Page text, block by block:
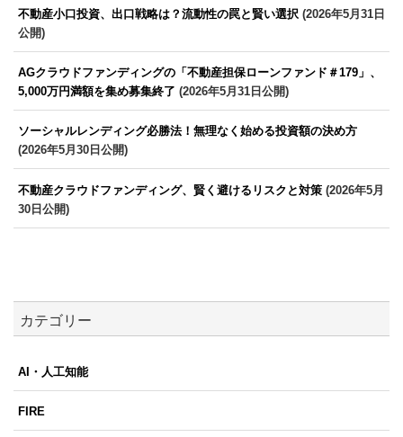
不動産小口投資、出口戦略は？流動性の罠と賢い選択 (2026年5月31日
公開)
AGクラウドファンディングの「不動産担保ローンファンド＃179」、
5,000万円満額を集め募集終了 (2026年5月31日公開)
ソーシャルレンディング必勝法！無理なく始める投資額の決め方
(2026年5月30日公開)
不動産クラウドファンディング、賢く避けるリスクと対策 (2026年5月
30日公開)
カテゴリー
AI・人工知能
FIRE